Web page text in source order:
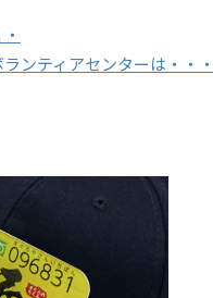
ンティアセンターは・・・